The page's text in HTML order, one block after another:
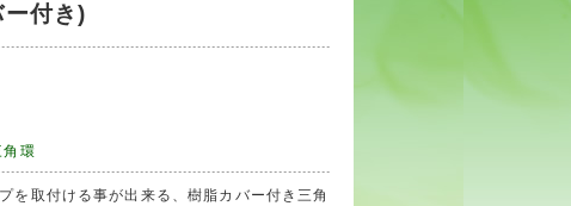
付き)
角環
を取付ける事が出来る、樹脂カバー付き三角